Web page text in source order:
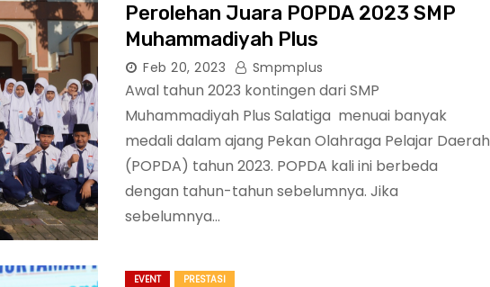
Perolehan Juara POPDA 2023 SMP
Muhammadiyah Plus
Feb 20, 2023 Smpmplus
Awal tahun 2023 kontingen dari SMP
Muhammadiyah Plus Salatiga menuai banyak
medali dalam ajang Pekan Olahraga Pelajar Daerah
(POPDA) tahun 2023. POPDA kali ini berbeda
dengan tahun-tahun sebelumnya. Jika
sebelumnya…
EVENT PRESTASI